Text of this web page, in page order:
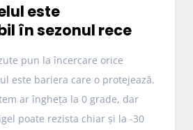
este
în sezonul rece
pun la încercare orice
este bariera care o protejează.
ar îngheța la 0 grade, dar
poate rezista chiar și la -30